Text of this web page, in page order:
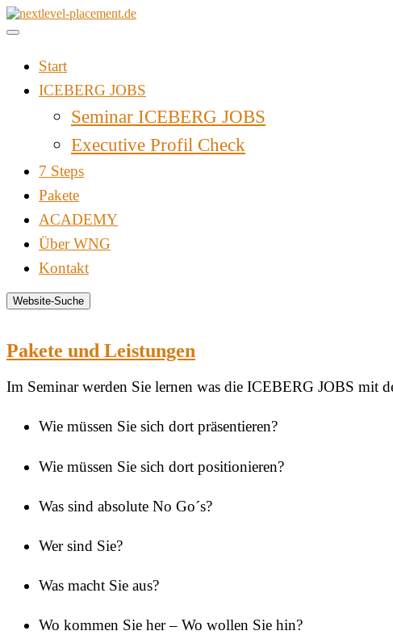
Zum
Inhalt
Start
ICEBERG JOBS
Seminar ICEBERG JOBS
Executive Profil Check
7 Steps
Pakete
ACADEMY
Über WNG
Kontakt
Website-Suche
Pakete und Leistungen
Im Seminar werden Sie lernen was die ICEBERG JOBS mit
Wie müssen Sie sich dort präsentieren?
Wie müssen Sie sich dort positionieren?
Was sind absolute No Go´s?
Wer sind Sie?
Was macht Sie aus?
Wo kommen Sie her – Wo wollen Sie hin?